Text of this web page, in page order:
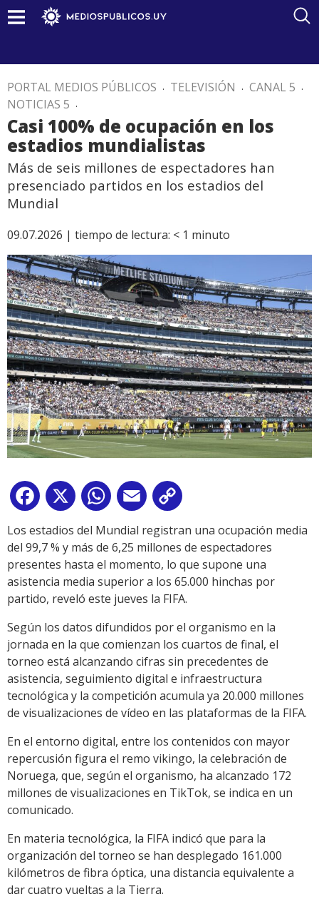
PORTAL MEDIOS PÚBLICOS . TELEVISIÓN . CANAL 5 .
NOTICIAS 5 .
Casi 100% de ocupación en los
estadios mundialistas
Más de seis millones de espectadores han
presenciado partidos en los estadios del
Mundial
09.07.2026 | tiempo de lectura: < 1 minuto
Facebook
X WhatsApp
Email
Link
Los estadios del Mundial registran una ocupación media
del 99,7 % y más de 6,25 millones de espectadores
presentes hasta el momento, lo que supone una
asistencia media superior a los 65.000 hinchas por
partido, reveló este jueves la FIFA.
Según los datos difundidos por el organismo en la
jornada en la que comienzan los cuartos de final, el
torneo está alcanzando cifras sin precedentes de
asistencia, seguimiento digital e infraestructura
tecnológica y la competición acumula ya 20.000 millones
de visualizaciones de vídeo en las plataformas de la FIFA.
En el entorno digital, entre los contenidos con mayor
repercusión figura el remo vikingo, la celebración de
Noruega, que, según el organismo, ha alcanzado 172
millones de visualizaciones en TikTok, se indica en un
comunicado.
En materia tecnológica, la FIFA indicó que para la
organización del torneo se han desplegado 161.000
kilómetros de fibra óptica, una distancia equivalente a
dar cuatro vueltas a la Tierra.